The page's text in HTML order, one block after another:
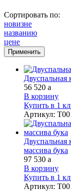
Сортировать по:
новизне
названию
цене
Двуспальная
56 520 a
В корзину
Купить в 1
Артикул:
Двуспальная
массива бука
97 530 a
В корзину
Купить в 1
Артикул: